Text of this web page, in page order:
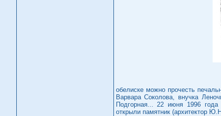
обелиске можно прочесть
Варвара Соколова, внучка
Подгорная... 22 июня 1996
открыли памятник (архитектор